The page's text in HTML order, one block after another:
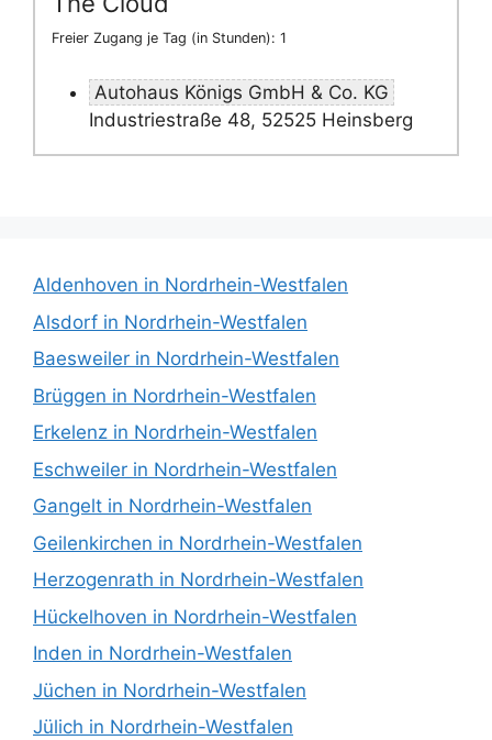
Freier Zugang je Tag (in Stunden): 1
Autohaus Königs GmbH & Co. KG
Industriestraße 48, 52525 Heinsberg
Aldenhoven in Nordrhein-Westfalen
Alsdorf in Nordrhein-Westfalen
Baesweiler in Nordrhein-Westfalen
Brüggen in Nordrhein-Westfalen
Erkelenz in Nordrhein-Westfalen
Eschweiler in Nordrhein-Westfalen
Gangelt in Nordrhein-Westfalen
Geilenkirchen in Nordrhein-Westfalen
Herzogenrath in Nordrhein-Westfalen
Hückelhoven in Nordrhein-Westfalen
Inden in Nordrhein-Westfalen
Jüchen in Nordrhein-Westfalen
Jülich in Nordrhein-Westfalen